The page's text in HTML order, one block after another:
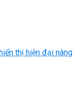
thị hiện đại nâng